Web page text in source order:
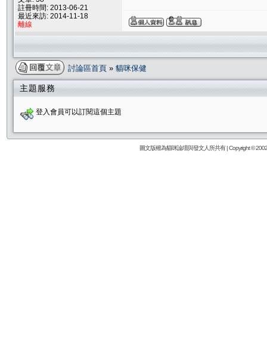
註冊時間: 2013-06-21
最近來訪: 2014-11-18
離線
討論區首頁 » 貓咪保健
主題服務
登入會員可以訂閱這個主題
圖文版權為貓咪論壇與發文人所共有 | Copyright ©